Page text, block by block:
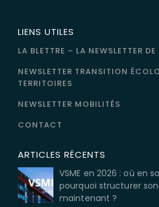
LIENS UTILES
LA BLETTRE – LA NEWSLETTER
NEWSLETTER TRANSITION
TERRITOIRES
NEWSLETTER MOBILITÉS
CONTACT
ARTICLES RÉCENTS
VSME en 2026 : où en
pourquoi structurer son
maintenant ?